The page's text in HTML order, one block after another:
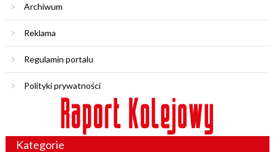
Archiwum
Reklama
Regulamin portalu
Polityki prywatności
Kategorie